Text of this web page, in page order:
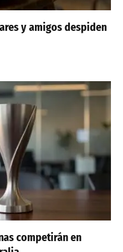
y amigos despiden
competirán en